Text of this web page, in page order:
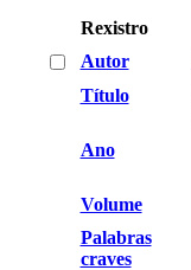
Rexistro
Autor
Título
Ano
Volume
Palabras
craves